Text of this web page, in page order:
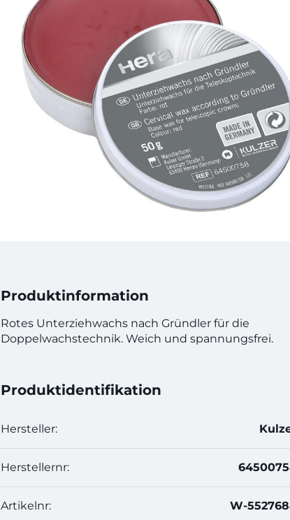
Produktinformation
Rotes Unterziehwachs nach Gründler für die
Doppelwachstechnik. Weich und spannungsfrei.
Produktidentifikation
Hersteller:
Herstellernr:
Artikelnr: W-